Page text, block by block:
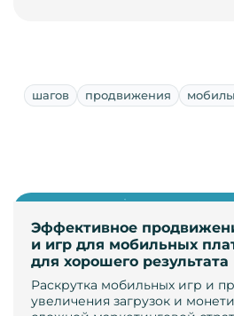
шагов продвижения
Эффективное
и игр для мобильных
для хорошего результата
Раскрутка мобильных игр и
увеличения загрузок и